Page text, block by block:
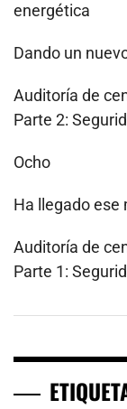
energética
Dando un
Auditoría de
Parte 2:
Ocho
Ha llegado ese
Auditoría de
Parte 1: